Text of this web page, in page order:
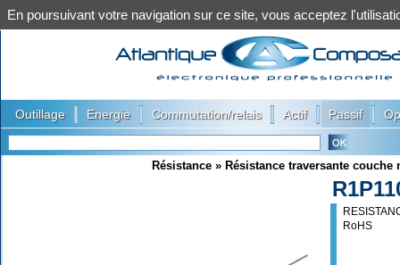
Outillage Energie Commutation/relais Actif Passif
Résistance » Résistance traversante couche
RoHS
En poursuivant votre navigation sur ce site, vous acceptez